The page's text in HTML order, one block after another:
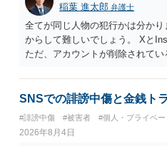
稲葉 進太郎 弁護士
全てが同じ人物の犯行かは分か
からして難しいでしょう。 Xと
ただ、アカウントが削除されて
相手に全ての弁護士費用を負担
せることができるでしょう。訴
SNSでの誹謗中傷と金銭ト
#誹謗中傷 #被害者 #個人・プライベー
2026年8月4日